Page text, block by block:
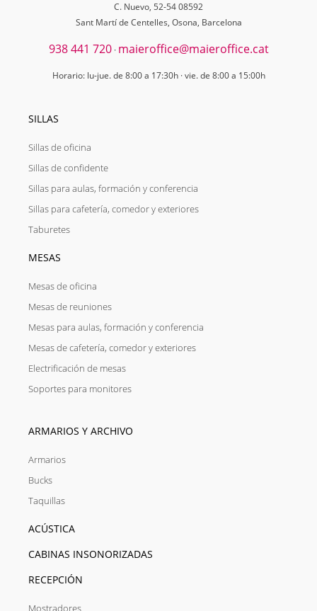
C. Nuevo, 52-54 08592
Sant Martí de Centelles, Osona, Barcelona
938 441 720· maieroffice@maieroffice.cat
Horario: lu-jue. de 8:00 a 17:30h · vie. de 8:00 a 15:00h
SILLAS
Sillas de oficina
Sillas de confidente
Sillas para aulas, formación y conferencia
Sillas para cafetería, comedor y exteriores
Taburetes
MESAS
Mesas de oficina
Mesas de reuniones
Mesas para aulas, formación y conferencia
Mesas de cafetería, comedor y exteriores
Electrificación de mesas
Soportes para monitores
ARMARIOS Y ARCHIVO
Armarios
Bucks
Taquillas
ACÚSTICA
CABINAS INSONORIZADAS
RECEPCIÓN